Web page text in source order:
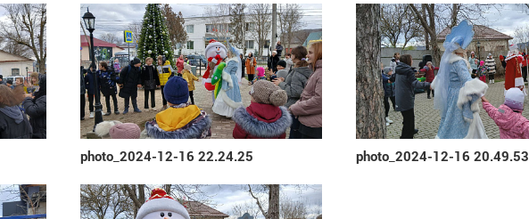
photo_2024-12-16 22.24.25 photo_2024-12-16 20.49.53